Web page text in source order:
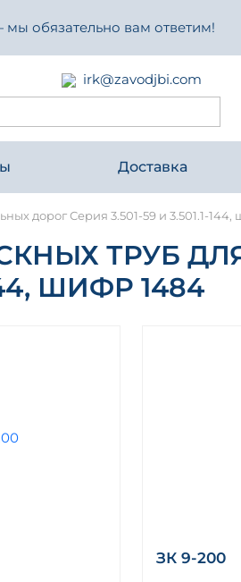
обязательно вам ответим!
irk@zavodjbi.com
Доставка
дорог Серия 3.501-59 и 3.501.1-144,
ТРУБ
ШИФР 1484
ЗК 9-200